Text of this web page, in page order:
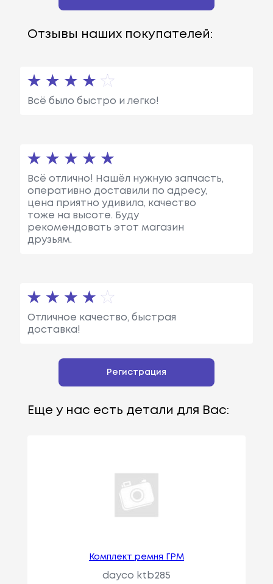
Отзывы наших покупателей:
Всё было быстро и легко!
Всё отлично! Нашёл нужную запчасть,
оперативно доставили по адресу,
цена приятно удивила, качество
тоже на высоте. Буду
рекомендовать этот магазин
друзьям.
Отличное качество, быстрая
доставка!
Регистрация
Еще у нас есть детали для Вас:
Комплект ремня ГРМ
dayco ktb285